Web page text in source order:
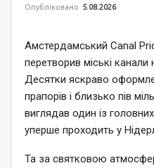
Опубліковано 5.08.2026
Амстердамський Canal
перетворив міські
Десятки яскраво
прапорів і близько пів
виглядав один із
уперше проходить у
Та за святковою